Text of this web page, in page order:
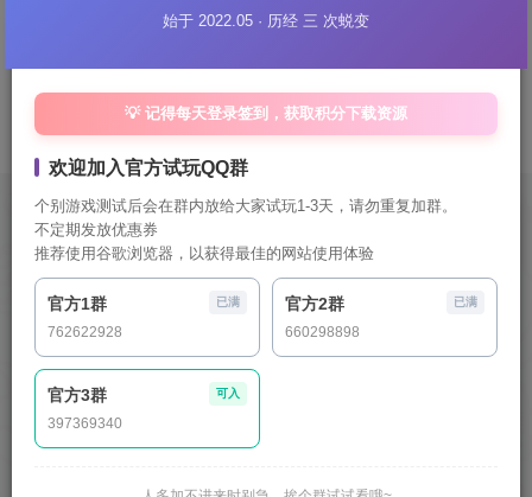
站长
管理员
关注
文章3364 收藏
始于 2022.05 · 历经 三 次蜕变
💡 记得每天登录签到，获取积分下载资源
欢迎加入官方试玩QQ群
个别游戏测试后会在群内放给大家试玩1-3天，请勿重复加群。
不定期发放优惠券
推荐使用谷歌浏览器，以获得最佳的网站使用体验
官方1群
762622928
已满 官方2群
660298898
已满
官方3群
397369340
可入